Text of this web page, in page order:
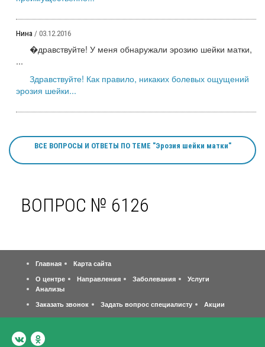
Нина / 03.12.2016
�дравствуйте! У меня обнаружали эрозию шейки матки,
...
Здравствуйте! Как правило, никаких болевых ощущений
эрозия шейки...
ВСЕ ВОПРОСЫ И ОТВЕТЫ ПО ТЕМЕ "Эрозия шейки матки"
ВОПРОС № 6126
Главная
Карта сайта
О центре
Направления Заболевания
Услуги
Анализы
Заказать звонок
Задать вопрос специалисту Акции